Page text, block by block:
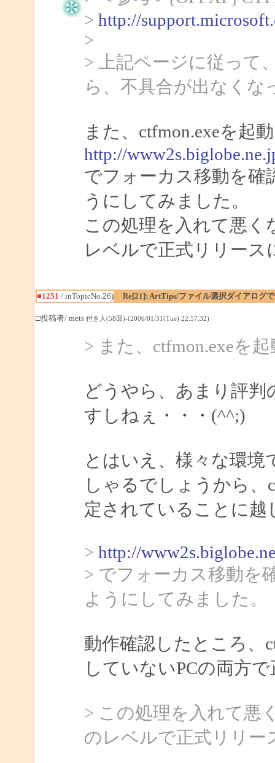
> http://
>
> 上記ページに従って
ら、不具合が出なくな
また、ctfmon.exeを起
http://
でフォーカス移動を確
うにしてみました。
この処理を入れて悪
レベルで正式リリー
■1251 / inTopicNo.26) Re[21]: ArtTips/ファイル選択ダイアログ
□投稿者/ mets 付き人(58回)-(2006/01/31(Tue) 22:57:32)
> また、ctfmon.exeを
どうやら、あまり評
すしねぇ・・・(^^;)
とはいえ、様々な環
しゃるでしょうから、
定されていることに
> http://
> でフォーカス移動を
ようにしてみました。
動作確認したところ、
していないPCの両方
> この処理を入れて悪
のレベルで正式リリー